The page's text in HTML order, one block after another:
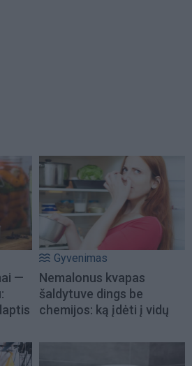
—
Gyvenimas
Nemalonus kvapas
šaldytuve dings be
chemijos: ką įdėti į vidų